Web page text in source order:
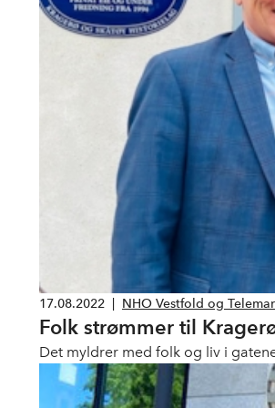
17.08.2022 NHO Vestfold og
Folk strømmer til
Det myldrer med folk og liv i